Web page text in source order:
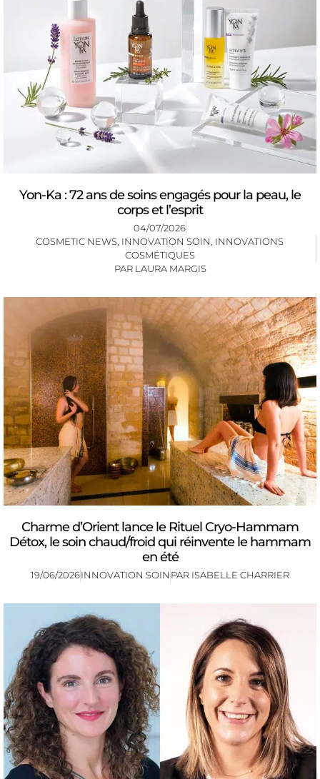
Yon-Ka : 72 ans de soins engagés pour la peau, le
corps et l’esprit
04/07/2026
COSMETIC NEWS INNOVATION SOIN INNOVATIONS
COSMÉTIQUES
PAR LAURA MARGIS
Charme d’Orient lance le Rituel Cryo-Hammam
Détox, le soin chaud/froid qui réinvente le hammam
en été
19/06/2026INNOVATION SOIN PAR ISABELLE CHARRIER